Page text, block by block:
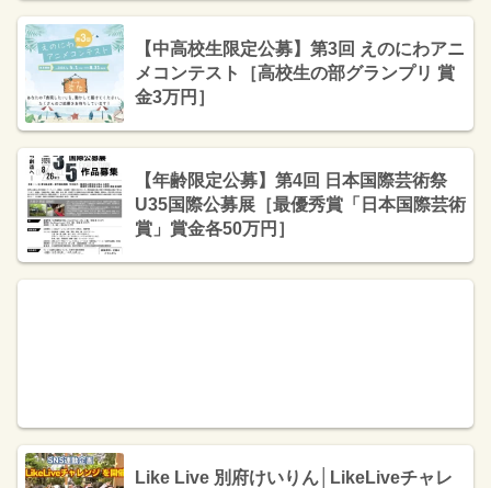
【中高校生限定公募】第3回 えのにわアニ
メコンテスト［高校生の部グランプリ 賞
金3万円］
【年齢限定公募】第4回 日本国際芸術祭
U35国際公募展［最優秀賞「日本国際芸術
賞」賞金各50万円］
Like Live 別府けいりん│LikeLiveチャレ